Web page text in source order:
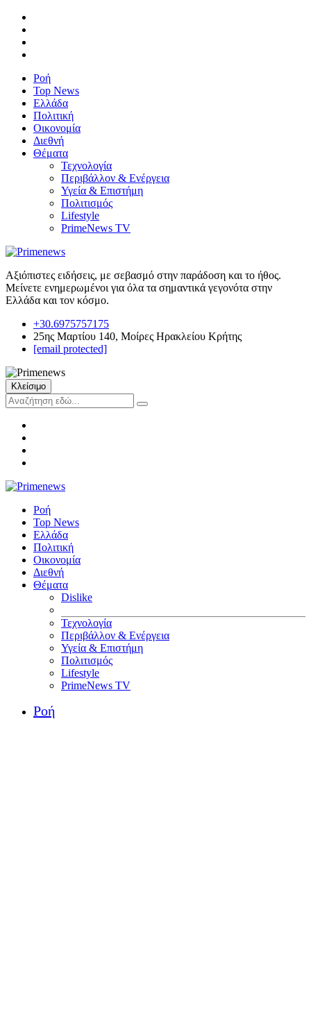
Ροή
Top News
Ελλάδα
Πολιτική
Οικονομία
Διεθνή
Θέματα
Τεχνολογία
Περιβάλλον & Ενέργεια
Υγεία & Επιστήμη
Πολιτισμός
Lifestyle
PrimeNews TV
Αξιόπιστες ειδήσεις, με σεβασμό στην παράδοση και το ήθος.
Μείνετε ενημερωμένοι για όλα τα σημαντικά γεγονότα στην
Ελλάδα και τον κόσμο.
+30.6975757175
25ης Μαρτίου 140, Μοίρες Ηρακλείου Κρήτης
[email protected]
Κλείσιμο
Ροή
Top News
Ελλάδα
Πολιτική
Οικονομία
Διεθνή
Θέματα
Dislike
Τεχνολογία
Περιβάλλον & Ενέργεια
Υγεία & Επιστήμη
Πολιτισμός
Lifestyle
PrimeNews TV
Ροή